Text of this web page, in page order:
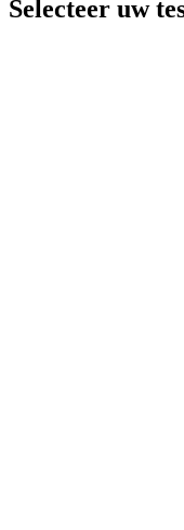
Selecteer uw